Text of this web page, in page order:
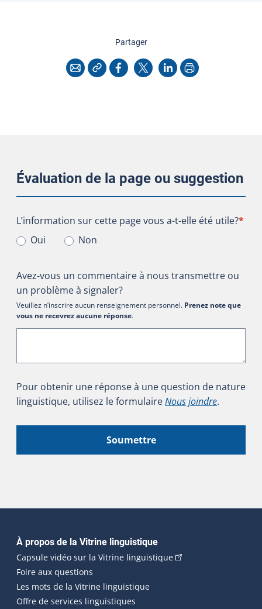
Partagercette page
CourrielCopier l'adresse
Facebook
X LinkedInImprimer
Évaluation de la page ou suggestion
L’information sur cette page vous a-t-elle été utile?
L’information sur cette page vous a-t-elle été utile?*
Oui
Non
Avez-vous un commentaire à nous transmettre ou
un problème à signaler?
Veuillez n’inscrire aucun renseignement personnel. Prenez note que
vous ne recevrez aucune réponse.
Pour obtenir une réponse à une question de nature
linguistique, utilisez le formulaireNous joindre.
Soumettre
Navigation principale
À propos de la Vitrine linguistique
Capsule vidéo sur la Vitrine linguistique(Cet hyperlien
Foire aux questions
Les mots de la Vitrine linguistique
Offre de services linguistiques